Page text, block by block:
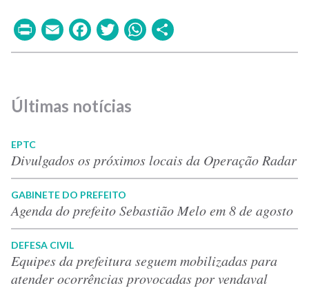
PrintEmailFacebook
TwitterWhatsApp
Últimas notícias
EPTC
Divulgados os próximos locais da Operação Radar
GABINETE DO PREFEITO
Agenda do prefeito Sebastião Melo em 8 de agosto
DEFESA CIVIL
Equipes da prefeitura seguem mobilizadas para
atender ocorrências provocadas por vendaval